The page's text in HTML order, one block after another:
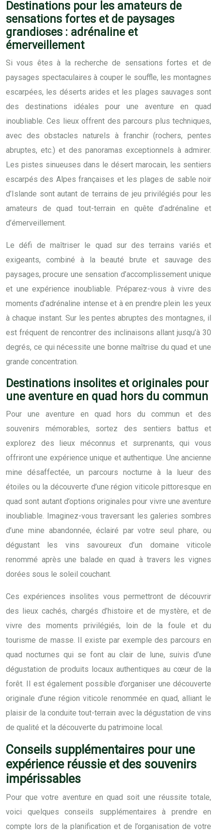
Destinations pour les amateurs de
sensations fortes et de paysages
grandioses : adrénaline et
émerveillement
Si vous êtes à la recherche de sensations fortes et de
paysages spectaculaires à couper le souffle, les montagnes
escarpées, les déserts arides et les plages sauvages sont
des destinations idéales pour une aventure en quad
inoubliable. Ces lieux offrent des parcours plus techniques,
avec des obstacles naturels à franchir (rochers, pentes
abruptes, etc.) et des panoramas exceptionnels à admirer.
Les pistes sinueuses dans le désert marocain, les sentiers
escarpés des Alpes françaises et les plages de sable noir
d’Islande sont autant de terrains de jeu privilégiés pour les
amateurs de quad tout-terrain en quête d’adrénaline et
d’émerveillement.
Le défi de maîtriser le quad sur des terrains variés et
exigeants, combiné à la beauté brute et sauvage des
paysages, procure une sensation d’accomplissement unique
et une expérience inoubliable. Préparez-vous à vivre des
moments d’adrénaline intense et à en prendre plein les yeux
à chaque instant. Sur les pentes abruptes des montagnes, il
est fréquent de rencontrer des inclinaisons allant jusqu’à 30
degrés, ce qui nécessite une bonne maîtrise du quad et une
grande concentration.
Destinations insolites et originales pour
une aventure en quad hors du commun
Pour une aventure en quad hors du commun et des
souvenirs mémorables, sortez des sentiers battus et
explorez des lieux méconnus et surprenants, qui vous
offriront une expérience unique et authentique. Une ancienne
mine désaffectée, un parcours nocturne à la lueur des
étoiles ou la découverte d’une région viticole pittoresque en
quad sont autant d’options originales pour vivre une aventure
inoubliable. Imaginez-vous traversant les galeries sombres
d’une mine abandonnée, éclairé par votre seul phare, ou
dégustant les vins savoureux d’un domaine viticole
renommé après une balade en quad à travers les vignes
dorées sous le soleil couchant.
Ces expériences insolites vous permettront de découvrir
des lieux cachés, chargés d’histoire et de mystère, et de
vivre des moments privilégiés, loin de la foule et du
tourisme de masse. Il existe par exemple des parcours en
quad nocturnes qui se font au clair de lune, suivis d’une
dégustation de produits locaux authentiques au cœur de la
forêt. Il est également possible d’organiser une découverte
originale d’une région viticole renommée en quad, alliant le
plaisir de la conduite tout-terrain avec la dégustation de vins
de qualité et la découverte du patrimoine local.
Conseils supplémentaires pour une
expérience réussie et des souvenirs
impérissables
Pour que votre aventure en quad soit une réussite totale,
voici quelques conseils supplémentaires à prendre en
compte lors de la planification et de l’organisation de votre